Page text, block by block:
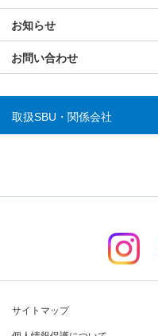
お知らせ
お問い合わせ
取扱SBU・関係会社
サイトマップ